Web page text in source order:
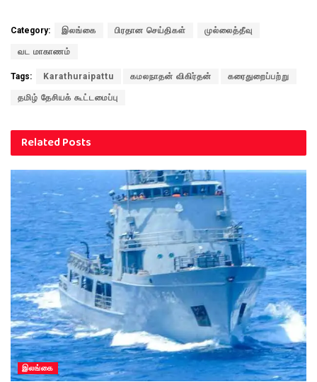
Category: இலங்கை பிரதான செய்திகள் முல்லைத்தீவு
வட மாகாணம்
Tags: Karathuraipattu கமலநாதன் விகிர்தன் கரைதுறைப்பற்று
தமிழ் தேசியக் கூட்டமைப்பு
RelatedPosts
இலங்கை